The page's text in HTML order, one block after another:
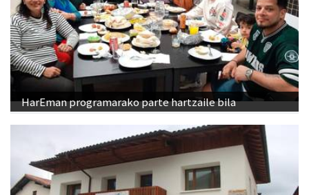
HarEman programarako parte hartzaile bila